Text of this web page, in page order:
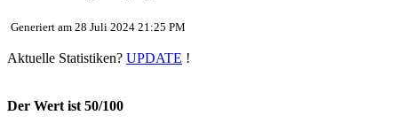
Generiert am 28 Juli 2024 21:25 PM
Aktuelle Statistiken? UPDATE !
Der Wert ist 50/100